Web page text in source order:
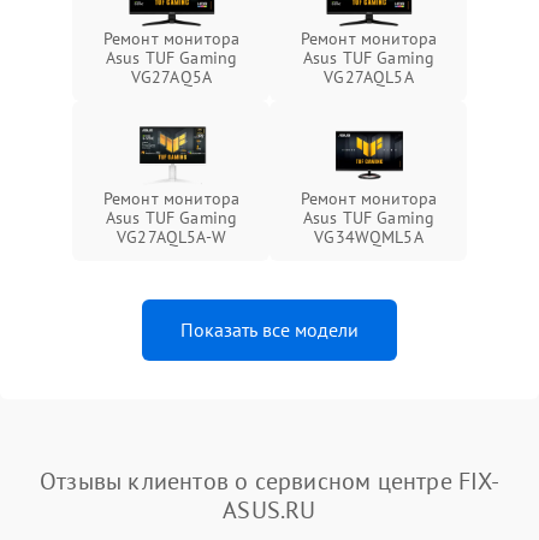
Ремонт монитора
Asus TUF Gaming
VG27AQ5A
Ремонт монитора
Asus TUF Gaming
VG27AQL5A
Ремонт монитора
Asus TUF Gaming
VG27AQL5A-W
Ремонт монитора
Asus TUF Gaming
VG34WQML5A
Показать все модели
Отзывы клиентов о сервисном центре FIX-
ASUS.RU